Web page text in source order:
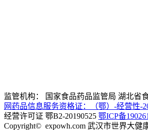
监管机构： 国家食品药品监管局 湖北省
网药品信息服务资格证：（鄂）-经营性-
经营许可证 鄂B2-20190525 鄂ICP备
Copyright© expowh.com 武汉市世界大健